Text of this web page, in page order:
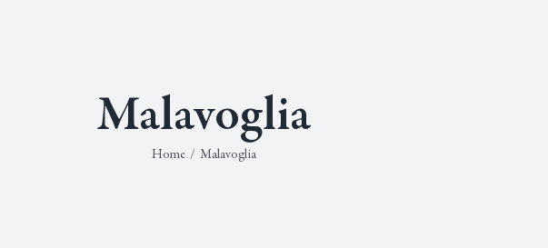
Malavoglia
Home / Malavoglia